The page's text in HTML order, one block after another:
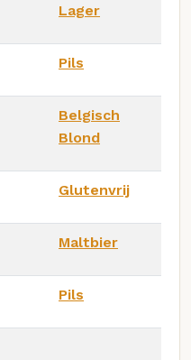
Lager
Pils
Belgisch
Blond
Glutenvrij
Maltbier
Pils